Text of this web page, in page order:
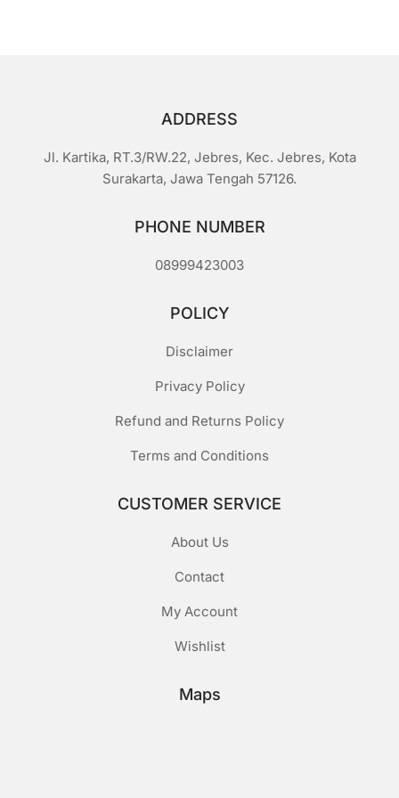
ADDRESS
Jl. Kartika, RT.3/RW.22, Jebres, Kec. Jebres, Kota
Surakarta, Jawa Tengah 57126.
PHONE NUMBER
08999423003
POLICY
Disclaimer
Privacy Policy
Refund and Returns Policy
Terms and Conditions
CUSTOMER SERVICE
About Us
Contact
My Account
Wishlist
Maps